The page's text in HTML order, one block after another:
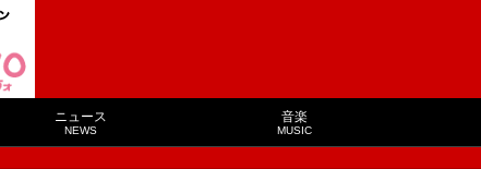
ニュース
NEWS
音楽
MUSIC